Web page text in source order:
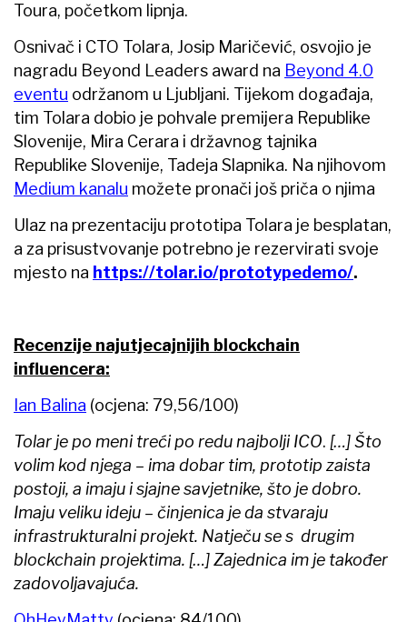
Toura, početkom lipnja.
Osnivač i CTO Tolara, Josip Maričević, osvojio je
nagradu Beyond Leaders award na Beyond 4.0
eventu održanom u Ljubljani. Tijekom događaja,
tim Tolara dobio je pohvale premijera Republike
Slovenije, Mira Cerara i državnog tajnika
Republike Slovenije, Tadeja Slapnika. Na njihovom
Medium kanalu možete pronači još priča o njima
Ulaz na prezentaciju prototipa Tolara je besplatan,
a za prisustvovanje potrebno je rezervirati svoje
mjesto na https://tolar.io/prototypedemo/.
Recenzije najutjecajnijih blockchain
influencera:
Ian Balina (ocjena: 79,56/100)
Tolar je po meni treći po redu najbolji ICO. […]Što
volim kod njega – ima dobar tim, prototip zaista
postoji, a imaju i sjajne savjetnike, što je dobro.
Imaju veliku ideju – činjenica je da stvaraju
infrastrukturalni projekt. Natječu se s drugim
blockchain projektima. […]Zajednica im je također
zadovoljavajuća.